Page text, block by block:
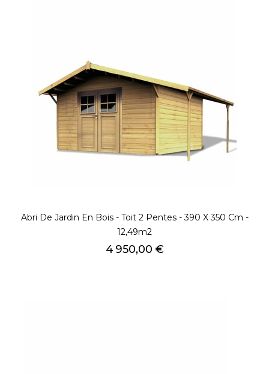
Abri De Jardin En Bois - Toit 2 Pentes - 390 X 350 Cm -
12,49m2
Prix
4 950,00 €